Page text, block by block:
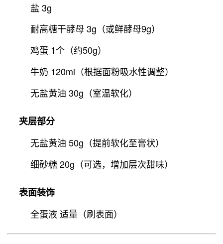
盐 3g
耐高糖干酵母 3g（或鲜酵母9g）
鸡蛋 1个（约50g）
牛奶 120ml（根据面粉吸水性调整）
无盐黄油 30g（室温软化）
夹层部分
无盐黄油 50g（提前软化至膏状）
细砂糖 20g（可选，增加层次甜味）
表面装饰
全蛋液 适量（刷表面）